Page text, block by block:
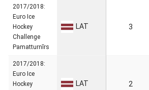
2017/2018:
Euro Ice
Hockey
Challenge
Pamatturnīrs
LAT 3
2017/2018:
Euro Ice
Hockey
LAT 2